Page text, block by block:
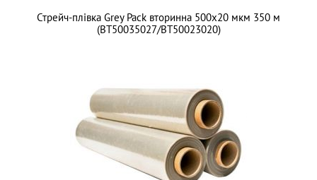
Стрейч-плівка Grey Pack вторинна 500х20 мкм 350 м
(BT50035027/ВТ50023020)